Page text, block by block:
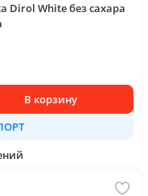
Dirol White без сахара
В корзину